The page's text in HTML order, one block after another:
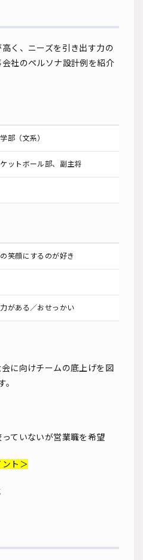
く、ニーズを引き出す力の
社のペルソナ設計例を紹介
（文系）
ットボール部、副主将
笑顔にするのが好き
がある／おせっかい
に向けチームの底上げを図
ていないが営業職を希望
ト＞